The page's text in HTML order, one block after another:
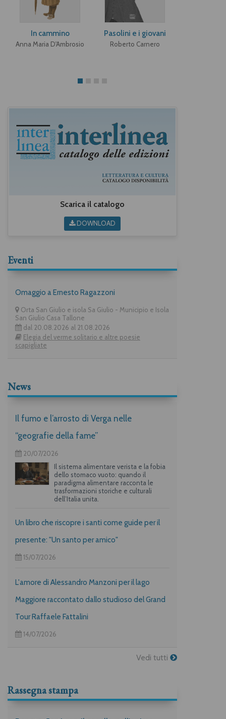
In cammino
Anna Maria D'Ambrosio
Pasolini e i giovani
Roberto Carnero
Scarica il catalogo
DOWNLOAD
Eventi
Omaggio a Ernesto Ragazzoni
Orta San Giulio e isola Sa Giulio - Municipio e Isola
San Giulio Casa Tallone
dal 20.08.2026 al 21.08.2026
Elegia del verme solitario e altre poesie
scapigliate
News
Il fumo e l’arrosto di Verga nelle
“geografie della fame”
20/07/2026
Il sistema alimentare verista e la fobia
dello stomaco vuoto: quando il
paradigma alimentare racconta le
trasformazioni storiche e culturali
dell’Italia unita.
Un libro che riscopre i santi come guide per il
presente: "Un santo per amico"
15/07/2026
L'amore di Alessandro Manzoni per il lago
Maggiore raccontato dallo studioso del Grand
Tour Raffaele Fattalini
14/07/2026
Vedi tutti
Rassegna stampa